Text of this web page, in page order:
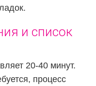
и список
20-40 минут.
процесс